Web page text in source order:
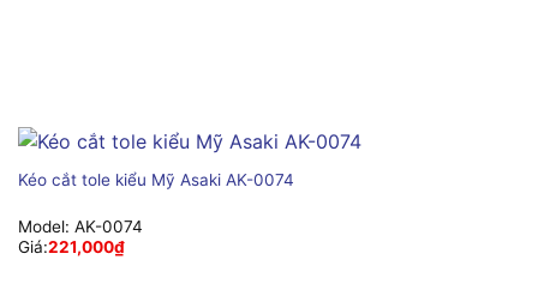
Kéo cắt tole kiểu Mỹ Asaki AK-0074
Model: AK-0074
Giá:221,000₫